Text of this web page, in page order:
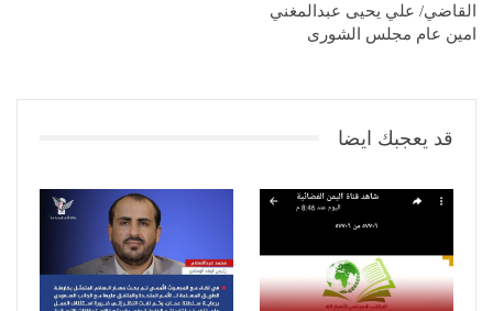
القاضي/ علي يحيى عبدالمغني
امين عام مجلس الشورى
قد يعجبك ايضا